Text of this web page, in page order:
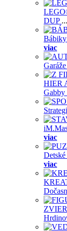
DUP ...
viac
HIER
Gabby
viac
viac